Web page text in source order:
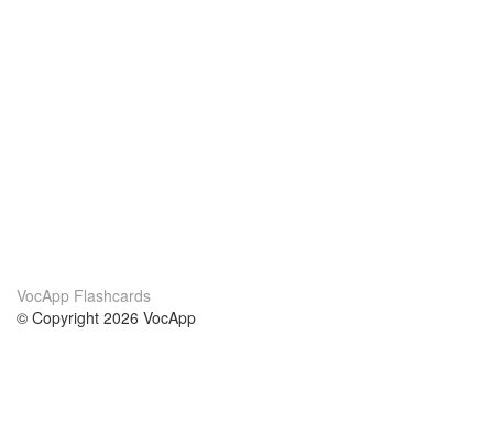
VocApp Flashcards
© Copyright 2026 VocApp